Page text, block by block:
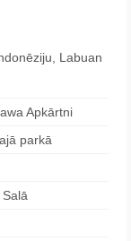
Labuan
Apkārtni
parkā